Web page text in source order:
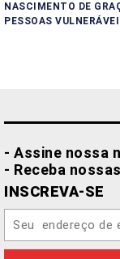
NASCIMENTO DE
PESSOAS
- Assine nossa
- Receba
INSCREVA-SE